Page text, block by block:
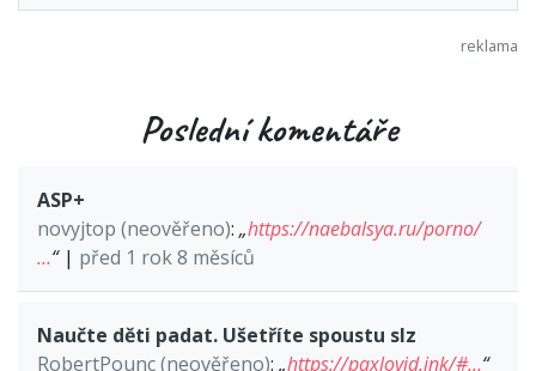
Poslední komentáře
ASP+
novyjtop (neověřeno): „https://naebalsya.ru/porno/
…“| před 1 rok 8 měsíců
Naučte děti padat. Ušetříte spoustu slz
RobertPounc (neověřeno): „https://paxlovid.ink/#…“